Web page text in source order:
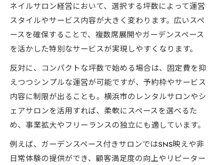
ネイルサロン経営において、選択する坪数によって運営
スタイルやサービス内容が大きく変わります。広いスペ
ースを確保することで、複数席展開やガーデンスペース
を活かした特別なサービスが実現しやすくなります。
反対に、コンパクトな坪数で始める場合は、固定費を抑
えつつシンプルな運営が可能ですが、予約枠やサービス
内容に制限が出ることも。横浜市のレンタルサロンやシ
ェアサロンを活用すれば、柔軟にスペースを選べるた
め、事業拡大やフリーランスの独立にも適しています。
例えば、ガーデンスペース付きサロンではSNS映えや非
日常体験の提供ができ、顧客満足度の向上やリピーター